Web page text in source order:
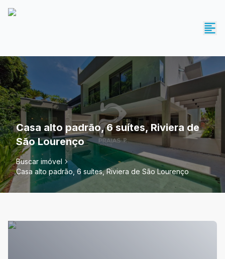
Casa alto padrão, 6 suítes, Riviera de
São Lourenço
Buscar imóvel
Casa alto padrão, 6 suítes, Riviera de São Lourenço